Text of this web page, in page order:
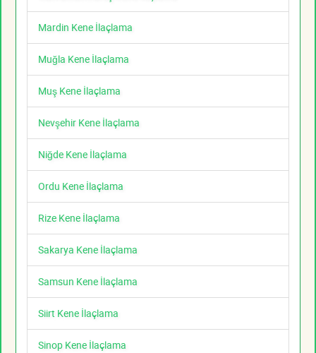
Mardin Kene İlaçlama
Muğla Kene İlaçlama
Muş Kene İlaçlama
Nevşehir Kene İlaçlama
Niğde Kene İlaçlama
Ordu Kene İlaçlama
Rize Kene İlaçlama
Sakarya Kene İlaçlama
Samsun Kene İlaçlama
Siirt Kene İlaçlama
Sinop Kene İlaçlama